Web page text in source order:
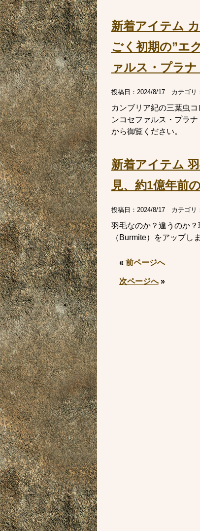
新着アイテム
ごく初期の”エ
ァルス・プラ
投稿日： 2024/8/17カテゴリ
カンブリア紀の三葉虫
ンコセファルス・プラ
から御覧ください。
新着アイテム
見、約1億年前
投稿日： 2024/8/17カテゴリ
羽毛なのか？違うのか
（Burmite）をアップし
« 前ページへ
次ページへ»